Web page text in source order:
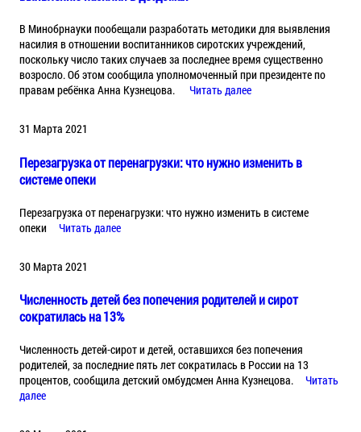
В Минобрнауки пообещали разработать методики для выявления
насилия в отношении воспитанников сиротских учреждений,
поскольку число таких случаев за последнее время существенно
возросло. Об этом сообщила уполномоченный при президенте по
правам ребёнка Анна Кузнецова.
Читать далее
31 Марта 2021
Перезагрузка от перенагрузки: что нужно изменить в
системе опеки
Перезагрузка от перенагрузки: что нужно изменить в системе
опеки
Читать далее
30 Марта 2021
Численность детей без попечения родителей и сирот
сократилась на 13%
Численность детей-сирот и детей, оставшихся без попечения
родителей, за последние пять лет сократилась в России на 13
процентов, сообщила детский омбудсмен Анна Кузнецова.
Читать
далее